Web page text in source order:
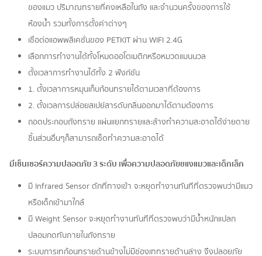
ของแมว ปริมาณทรายที่คงเหลือในถัง และจำนวนครั้งของการใช้
ห้องน้ำ รวมทั้งการตั้งค่าต่างๆ
เชื่อต่อแอพพลิเคชั่นของ PETKIT ผ่าน WIFI 2.4G
เลือกการทำงานได้ทั้งโหมดออโตเมติกหรือหมวดแมนนวล
ตั้งเวลาการทำงานได้ทั้ง 2 ฟังก์ชัน
1. ตั้งเวลาการหมุนเก็บก้อนทรายได้ตามเวลาที่ต้องการ
2. ตั้งเวลการปล่อยสเปย์สารดับกลิ่นออกมาได้ตามต้องการ
ถอดประกอบถังทราย แผ่นแยกทรายและล้างทำความสะอาดได้ง่ายดาย
ชิ้นส่วนอื่นๆก็สามารถเช็ดทำความสะอาดได้
มีเซ็นเซอร์ความปลอดภัย 3 ระดับ เพื่อความปลอดภัยขแงแมวและเด็กเล็ก
มี Infrared Sensor ดักที่ทางเข้า จะหยุดทำงานทันทีที่ตรวจพบว่ามีแมว
หรือเด็กเข้ามาใกล้
มี Weight Sensor จะหยุดทำงานทันทีที่ตรวจพบว่ามีน้ำหนักแปลก
ปลอมกดทับภายในถังทราย
ระบบการเทก้อนทรายด้านข้างไม่มีช่องเททรายด้านล่าง จึงปลอยภัย